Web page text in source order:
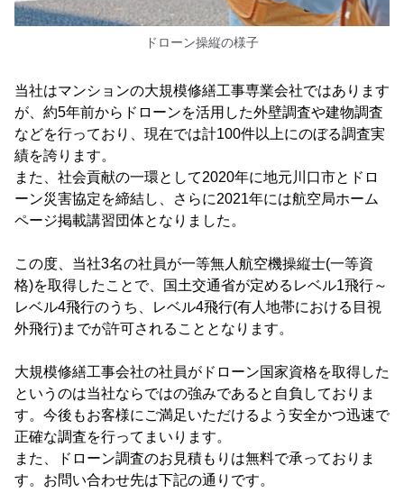
ドローン操縦の様子
当社はマンションの大規模修繕工事専業会社ではあります
が、約5年前からドローンを活用した外壁調査や建物調査
などを行っており、現在では計100件以上にのぼる調査実
績を誇ります。
また、社会貢献の一環として2020年に地元川口市とドロ
ーン災害協定を締結し、さらに2021年には航空局ホーム
ページ掲載講習団体となりました。
この度、当社3名の社員が一等無人航空機操縦士(一等資
格)を取得したことで、国土交通省が定めるレベル1飛行～
レベル4飛行のうち、レベル4飛行(有人地帯における目視
外飛行)までが許可されることとなります。
大規模修繕工事会社の社員がドローン国家資格を取得した
というのは当社ならではの強みであると自負しておりま
す。今後もお客様にご満足いただけるよう安全かつ迅速で
正確な調査を行ってまいります。
また、ドローン調査のお見積もりは無料で承っておりま
す。お問い合わせ先は下記の通りです。